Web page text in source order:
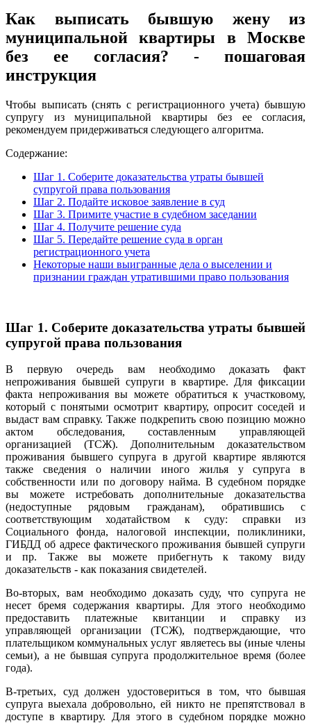
Как выписать бывшую жену из
муниципальной квартиры в Москве
без ее согласия? - пошаговая
инструкция
Чтобы выписать (снять с регистрационного учета) бывшую
супругу из муниципальной квартиры без ее согласия,
рекомендуем придерживаться следующего алгоритма.
Содержание:
Шаг 1. Соберите доказательства утраты бывшей
супругой права пользования
Шаг 2. Подайте исковое заявление в суд
Шаг 3. Примите участие в судебном заседании
Шаг 4. Получите решение суда
Шаг 5. Передайте решение суда в орган
регистрационного учета
Некоторые наши выигранные дела о выселении и
признании граждан утратившими право пользования
Шаг 1. Соберите доказательства утраты бывшей
супругой права пользования
В первую очередь вам необходимо доказать факт
непроживания бывшей супруги в квартире. Для фиксации
факта непроживания вы можете обратиться к участковому,
который с понятыми осмотрит квартиру, опросит соседей и
выдаст вам справку. Также подкрепить свою позицию можно
актом обследования, составленным управляющей
организацией (ТСЖ). Дополнительным доказательством
проживания бывшего супруга в другой квартире являются
также сведения о наличии иного жилья у супруга в
собственности или по договору найма. В судебном порядке
вы можете истребовать дополнительные доказательства
(недоступные рядовым гражданам), обратившись с
соответствующим ходатайством к суду: справки из
Социального фонда, налоговой инспекции, поликлиники,
ГИБДД об адресе фактического проживания бывшей супруги
и пр. Также вы можете прибегнуть к такому виду
доказательств - как показания свидетелей.
Во-вторых, вам необходимо доказать суду, что супруга не
несет бремя содержания квартиры. Для этого необходимо
предоставить платежные квитанции и справку из
управляющей организации (ТСЖ), подтверждающие, что
плательщиком коммунальных услуг являетесь вы (иные члены
семьи), а не бывшая супруга продолжительное время (более
года).
В-третьих, суд должен удостовериться в том, что бывшая
супруга выехала добровольно, ей никто не препятствовал в
доступе в квартиру. Для этого в судебном порядке можно